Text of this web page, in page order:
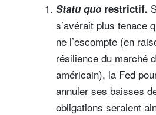
Statu quo restrictif.
s’avérait plus tenace
ne l’escompte (en
résilience du marché
américain), la Fed
annuler ses baisses
obligations seraient